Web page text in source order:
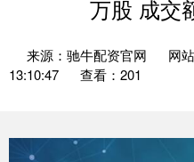
万股 成交
来源：驰牛配资官网 网
13:10:47
查看：201